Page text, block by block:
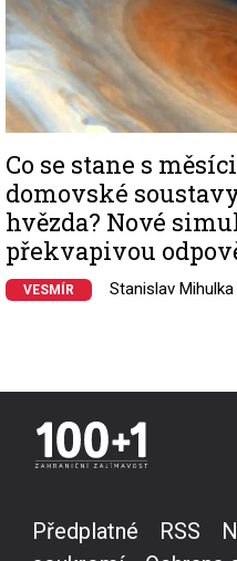
Co se stane s
domovské
hvězda? Nové
překvapivou
VESMÍR Stanislav Mihulka
Předplatné RSS